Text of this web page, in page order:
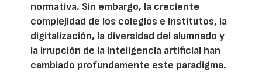
normativa. Sin embargo, la creciente
complejidad de los colegios e institutos, la
digitalización, la diversidad del alumnado y
la irrupción de la inteligencia artificial han
cambiado profundamente este paradigma.